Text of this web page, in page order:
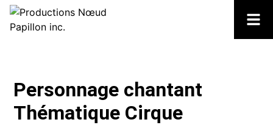
Personnage chantant
Thématique Cirque